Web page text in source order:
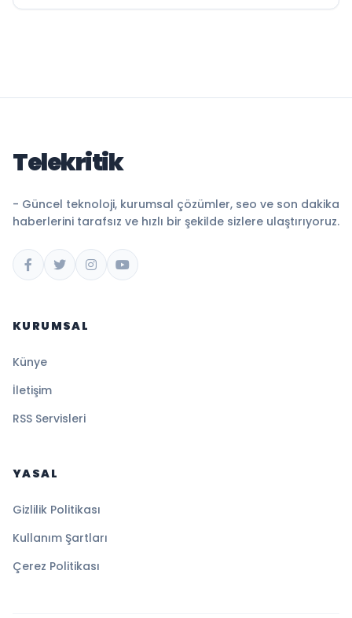
Telekritik
- Güncel teknoloji, kurumsal çözümler, seo ve son dakika
haberlerini tarafsız ve hızlı bir şekilde sizlere ulaştırıyoruz.
KURUMSAL
Künye
İletişim
RSS Servisleri
YASAL
Gizlilik Politikası
Kullanım Şartları
Çerez Politikası